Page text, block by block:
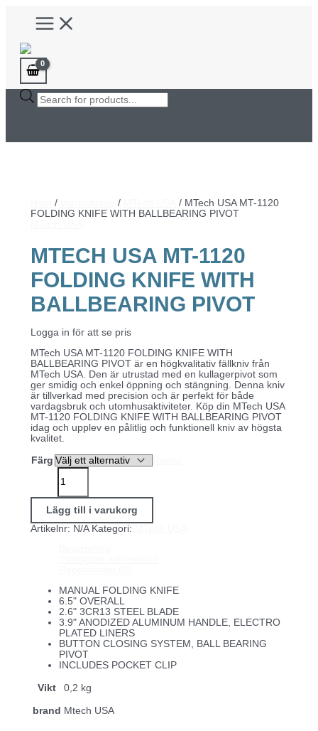
innehåll
Main
Menu
Products
search
/ /
/ MTech USA MT-1120
FOLDING KNIFE WITH BALLBEARING PIVOT
MTECH USA MT-1120
FOLDING KNIFE WITH
BALLBEARING PIVOT
Logga in för att se pris
MTech USA MT-1120 FOLDING KNIFE WITH
BALLBEARING PIVOT är en högkvalitativ fällkniv från
MTech USA. Den är utrustad med en kullagerpivot som
ger smidig och enkel öppning och stängning. Denna kniv
är tillverkad med precision och är perfekt för både
vardagsbruk och utomhusaktiviteter. Köp din MTech USA
MT-1120 FOLDING KNIFE WITH BALLBEARING PIVOT
idag och upplev en pålitlig och funktionell kniv av högsta
kvalitet.
Färg
MTech
FOLDING
KNIFE
WITH
Lägg till i varukorg
Artikelnr: N/A Kategori:
MANUAL FOLDING KNIFE
6.5" OVERALL
2.6" 3CR13 STEEL BLADE
3.9" ANODIZED ALUMINUM HANDLE, ELECTRO
PLATED LINERS
BUTTON CLOSING SYSTEM, BALL BEARING
PIVOT
INCLUDES POCKET CLIP
Vikt 0,2 kg
brand Mtech USA